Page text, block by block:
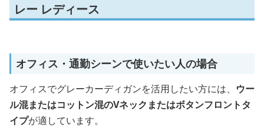
レー レディース
オフィス・通勤シーンで使いたい人の場合
オフィスでグレーカーディガンを活用したい方には、 ウー
ル混またはコットン混のVネックまたはボタンフロントタ
イプが適しています。